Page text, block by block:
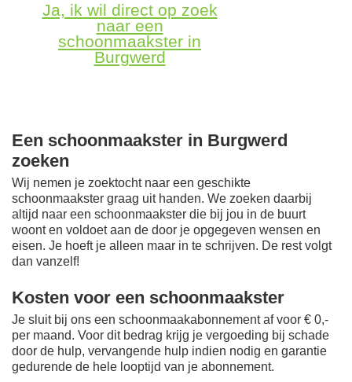
Ja, ik wil direct op zoek
naar een
schoonmaakster in
Burgwerd
Een schoonmaakster in Burgwerd
zoeken
Wij nemen je zoektocht naar een geschikte
schoonmaakster graag uit handen. We zoeken daarbij
altijd naar een schoonmaakster die bij jou in de buurt
woont en voldoet aan de door je opgegeven wensen en
eisen. Je hoeft je alleen maar in te schrijven. De rest volgt
dan vanzelf!
Kosten voor een schoonmaakster
Je sluit bij ons een schoonmaakabonnement af voor € 0,-
per maand. Voor dit bedrag krijg je vergoeding bij schade
door de hulp, vervangende hulp indien nodig en garantie
gedurende de hele looptijd van je abonnement.